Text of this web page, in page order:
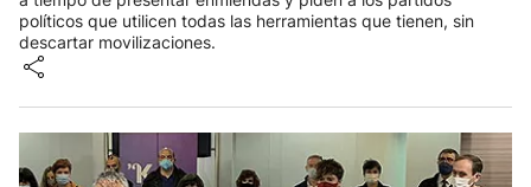
políticos que utilicen todas las herramientas que tienen, sin
descartar movilizaciones.